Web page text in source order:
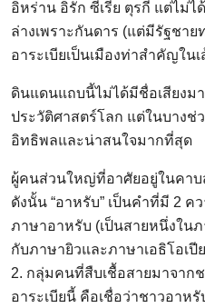
อิหร่าน อิรัก ซีเรีย ตุรกี แต่ไม่ไ
ล่างเพราะกันดาร (แต่มีรัฐชา
อาระเบียเป็นเมืองท่าสำคัญใน
ดินแดนแถบนี้ไม่ได้มีชื่อเสียงม
ประวัติศาสตร์โลก แต่ในบาง
อิทธิพลและน่าสนใจมากที่สุด
ผู้คนส่วนใหญ่ที่อาศัยอยู่ในคาบ
ดังนั้น “อาหรับ” เป็นคำที่มี 2
ภาษาอาหรับ (เป็นสายหนึ่งใน
กับภาษายิวและภาษาเอธิโอเ
2. กลุ่มคนที่สืบเชื้อสายมาจาก
อาระเบียนี้ คือเชื่อว่าชาวอาห